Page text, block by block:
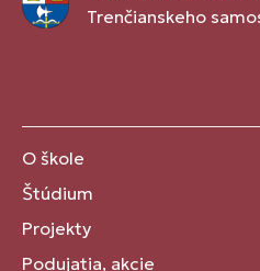
Trenčianskeho
O škole
Štúdium
Projekty
Podujatia, akcie